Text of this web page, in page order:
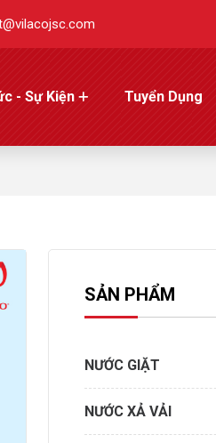
- Sự Kiện Tuyển Dụng
SẢN PHẨM
NƯỚC GIẶT
NƯỚC XẢ VẢI